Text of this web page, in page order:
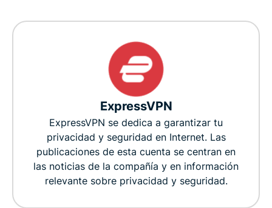
ExpressVPN
ExpressVPN se dedica a garantizar tu
privacidad y seguridad en Internet. Las
publicaciones de esta cuenta se centran en
las noticias de la compañía y en información
relevante sobre privacidad y seguridad.